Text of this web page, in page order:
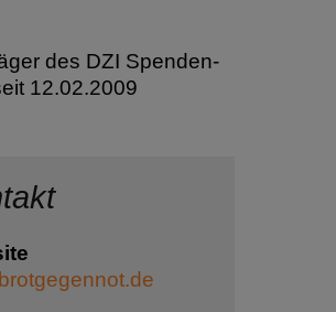
des DZI Spenden-
12.02.2009